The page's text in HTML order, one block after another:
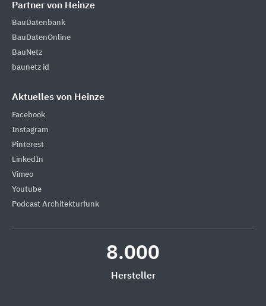
Partner von Heinze
BauDatenbank
BauDatenOnline
BauNetz
baunetz id
Aktuelles von Heinze
Facebook
Instagram
Pinterest
LinkedIn
Vimeo
Youtube
Podcast Architekturfunk
8.000
Hersteller